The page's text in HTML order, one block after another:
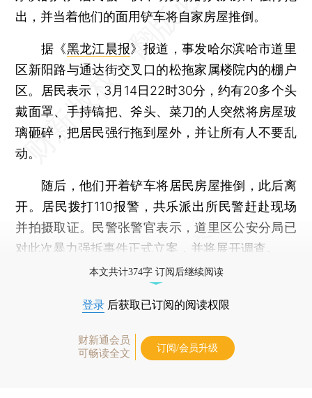
出，并当着他们的面用铲车将自家房屋推倒。
据《黑龙江晨报》报道，事发哈尔滨哈市道里
区新阳路与通达街交叉口的松拖家属楼院内的棚户
区。居民表示，3月14日22时30分，约有20多个头
戴面罩、手持镐把、斧头、菜刀的人突然将房屋玻
璃砸碎，把居民强行拖到屋外，并让所有人不要乱
动。
随后，他们开着铲车将居民房屋推倒，此后离
开。居民拨打110报警，共乐派出所民警赶赴现场
并拍摄取证。民警张警官表示，道里区公安分局已
对此次暴力强拆事件正式立案，并将展开调查。
本文共计374字 订阅后继续阅读
登录 后获取已订阅的阅读权限
财新通会员
可畅读全文
订阅/会员升级